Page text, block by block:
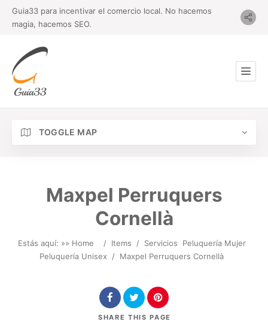
Guia33 para incentivar el comercio local. No hacemos
magia, hacemos SEO.
TOGGLE MAP
Maxpel Perruquers
Cornellà
Estás aquí: »» Home / Items / Servicios
Peluquería Mujer
Peluquería Unisex
/ Maxpel Perruquers Cornellà
SHARE THIS PAGE